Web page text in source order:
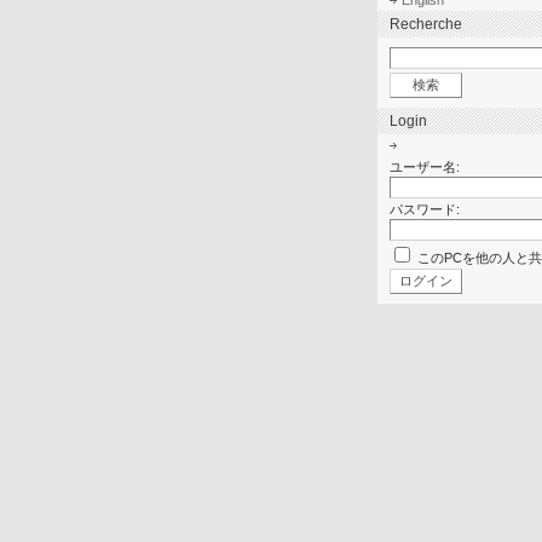
Recherche
Login
ユーザー名:
パスワード:
このPCを他の人と